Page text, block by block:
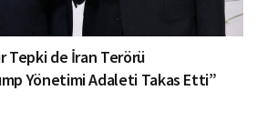
Tepki de İran Terörü
Yönetimi Adaleti Takas Etti”